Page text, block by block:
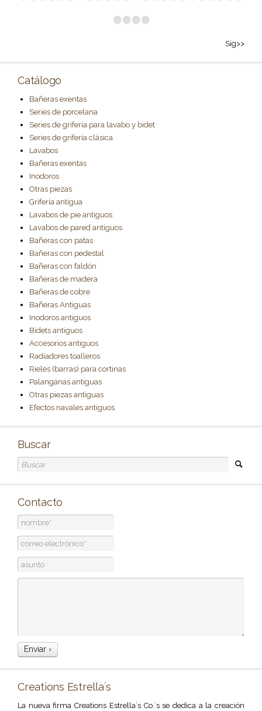
••••
Sig>>
Catálogo
Bañeras exentas
Series de porcelana
Series de grifería para lavabo y bidet
Series de grifería clásica
Lavabos
Bañeras exentas
Inodoros
Otras piezas
Grifería antigua
Lavabos de pie antiguos
Lavabos de pared antiguos
Bañeras con patas
Bañeras con pedestal
Bañeras con faldón
Bañeras de madera
Bañeras de cobre
Bañeras Antiguas
Inodoros antiguos
Bidets antiguos
Accesorios antiguos
Radiadores toalleros
Rieles (barras) para cortinas
Palanganas antiguas
Otras piezas antiguas
Efectos navales antiguos
Buscar
Contacto
Creations Estrella´s
La nueva firma Creations Estrella´s Co.´s se dedica a la creación